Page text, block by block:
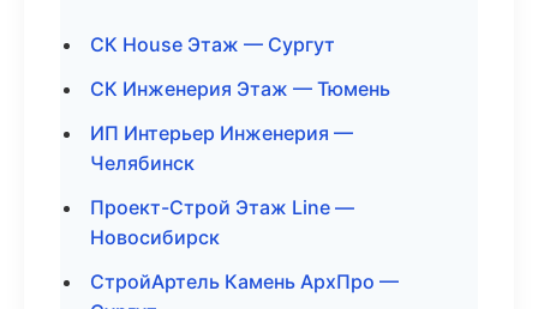
СК House Этаж — Сургут
СК Инженерия Этаж — Тюмень
ИП Интерьер Инженерия —
Челябинск
Проект-Строй Этаж Line —
Новосибирск
СтройАртель Камень АрхПро —